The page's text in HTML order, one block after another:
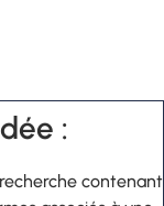
:
contenant